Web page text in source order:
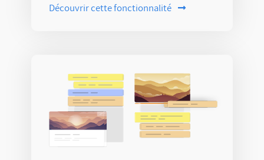
Découvrircette fonctionnalité